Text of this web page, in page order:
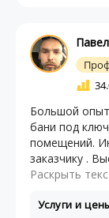
Большой
бани под
помещений.
заказчику .
Раскрыть
Услуги и